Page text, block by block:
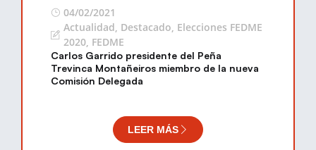
04/02/2021
Actualidad, Destacado, Elecciones FEDME
2020, FEDME
Carlos Garrido presidente del Peña
Trevinca Montañeiros miembro de la nueva
Comisión Delegada
LEER MÁS